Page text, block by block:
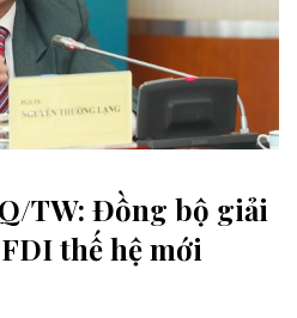
TW: Đồng bộ giải
thế hệ mới